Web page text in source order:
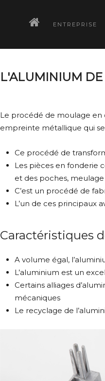
ENTREPRISE
L'ALUMINIUM DE
Le procédé de moulage en
empreinte métallique qui
Ce procédé de
Les pièces en fonderie
et des poches,
C’est un procédé de
L’un de ces principaux
Caractéristiques
A volume égal,
L’aluminium est un
Certains alliages
mécaniques
Le recyclage de